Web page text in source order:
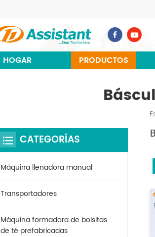
HOGAR PRODUCTOS
CATEGORÍAS
Máquina llenadora manual
Transportadores
Máquina formadora de bolsitas
de té prefabricadas